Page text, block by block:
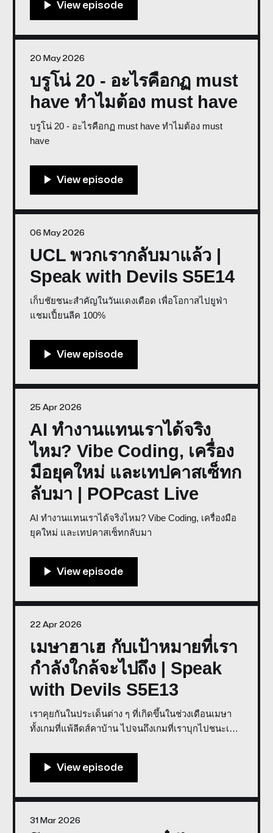
บรูโน่ 20 - อะไรคือกฏ must
have ทำไมต้อง must have
บรูโน่ 20 - อะไรคือกฏ must have ทำไมต้อง must
have
20 May 2026
UCL พวกเรากลับมาแล้ว |
Speak with Devils S5E14
เก็บชัยชนะสำคัญในวันแดงเดือด เพื่อโอกาสไปยูฟ่า
แชมเปี้ยนลีค 100%
06 May 2026
AI ทำงานแทนเราได้จริง
ไหม? Vibe Coding, เครื่อง
มือยุคใหม่ และเทปคาสเซ็ทก
ลับมา | POPcast Live
AI ทำงานแทนเราได้จริงไหม? Vibe Coding, เครื่องมือ
ยุคใหม่ และเทปคาสเซ็ทกลับมา
25 Apr 2026
เมษาฮาเฮ กับเป้าหมายที่เรา
กำลังใกล้จะไปถึง | Speak
with Devils S5E13
เราคุยกันในประเด็นต่าง ๆ ที่เกิดขึ้นในช่วงเดือนเมษา
ทั้งเกมที่แพ้ลีดส์คาบ้าน ไปจนถึงเกมที่เราบุกไปชนะเชล
22 Apr 2026
31 Mar 2026